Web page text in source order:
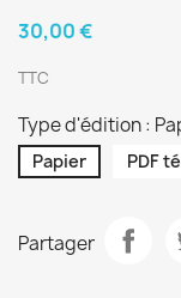
30,00 €
TTC
Type d'édition :
Papier PDF
Partager